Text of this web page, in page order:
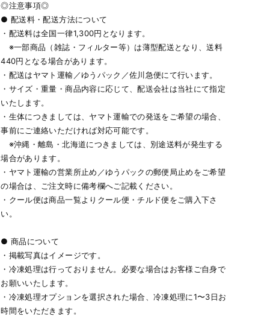
◎注意事項◎
● 配送料・配送方法について
・配送料は全国一律1,300円となります。
※一部商品（雑誌・フィルター等）は薄型配送となり、送料
440円となる場合があります。
・配送はヤマト運輸／ゆうパック／佐川急便にて行います。
・サイズ・重量・商品内容に応じて、配送会社は当社にて指定
いたします。
・生体につきましては、ヤマト運輸での発送をご希望の場合、
事前にご連絡いただければ対応可能です。
※沖縄・離島・北海道につきましては、別途送料が発生する
場合があります。
・ヤマト運輸の営業所止め／ゆうパックの郵便局止めをご希望
の場合は、ご注文時に備考欄へご記載ください。
・クール便は商品一覧よりクール便・チルド便をご購入下さ
い。
● 商品について
・掲載写真はイメージです。
・冷凍処理は行っておりません。必要な場合はお客様ご自身で
お願いいたします。
・冷凍処理オプションを選択された場合、冷凍処理に1〜3日お
時間をいただきます。